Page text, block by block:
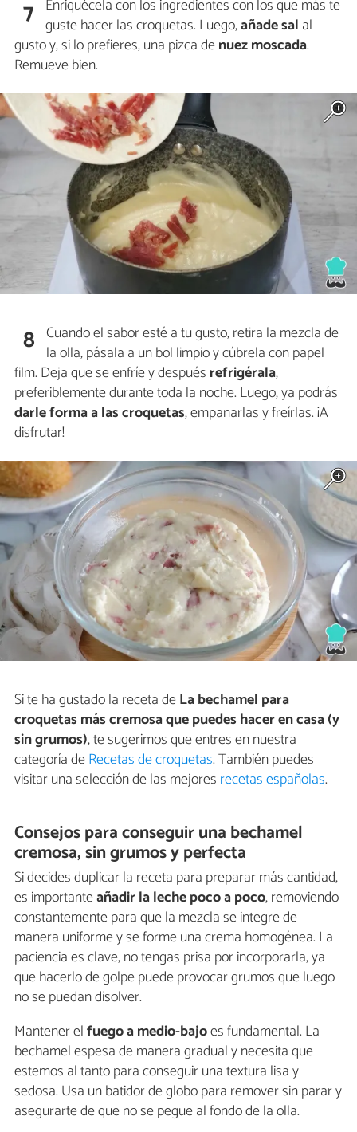
7 Enriquécela con los ingredientes con los que más te
guste hacer las croquetas. Luego,añade sal al
gusto y, si lo prefieres, una pizca denuez moscada.
Remueve bien.
8 Cuando el sabor esté a tu gusto, retira la mezcla de
la olla, pásala a un bol limpio y cúbrela con papel
film. Deja que se enfríe y después refrigérala,
preferiblemente durante toda la noche. Luego, ya podrás
darle forma a las croquetas, empanarlas y freírlas. ¡A
disfrutar!
Si te ha gustado la receta deLa bechamel para
croquetas más cremosa que puedes hacer en casa (y
sin grumos), te sugerimos que entres en nuestra
categoría deRecetas de croquetas. También puedes
visitar una selección de las mejores recetas españolas.
Consejos para conseguir una bechamel
cremosa, sin grumos y perfecta
Si decides duplicar la receta para preparar más cantidad,
es importanteañadir la leche poco a poco, removiendo
constantemente para que la mezcla se integre de
manera uniforme y se forme una crema homogénea. La
paciencia es clave, no tengas prisa por incorporarla, ya
que hacerlo de golpe puede provocar grumos que luego
no se puedan disolver.
Mantener elfuego a medio-bajoes fundamental. La
bechamel espesa de manera gradual y necesita que
estemos al tanto para conseguir una textura lisa y
sedosa. Usa un batidor de globo para remover sin parar y
asegurarte de que no se pegue al fondo de la olla.